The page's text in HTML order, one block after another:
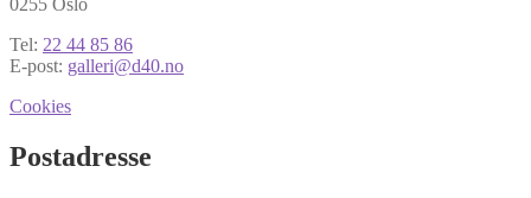
0255 Oslo
Tel: 22 44 85 86
E-post: galleri@d40.no
Cookies
Postadresse